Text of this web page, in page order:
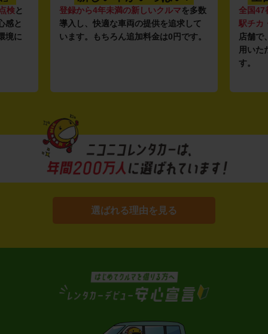
検と
感と
境に
登録から4年未満の新しいクルマを多数
導入し、快適な車両の提供を追求して
います。もちろん追加料金は0円です。
全国47
駅チカ
店舗で
用いた
す。
選ばれる理由を見る